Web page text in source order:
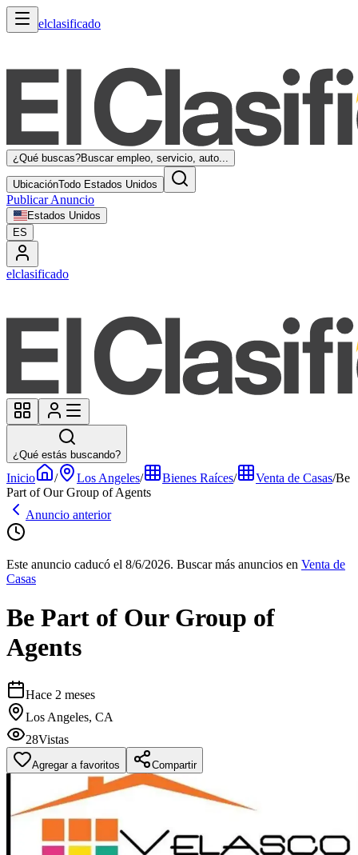
elclasificado
¿Qué buscas?Buscar empleo, servicio, auto...
UbicaciónTodo Estados Unidos
Publicar Anuncio
Estados Unidos
ES
elclasificado
¿Qué estás buscando?
Inicio / Los Angeles/ Bienes Raíces/ Venta de Casas/Be
Part of Our Group of Agents
Anuncio anterior
Este anuncio caducó el 8/6/2026. Buscar más anuncios en Venta de
Casas
Be Part of Our Group of
Agents
Hace 2 meses
Los Angeles, CA
28Vistas
Agregar a favoritos Compartir